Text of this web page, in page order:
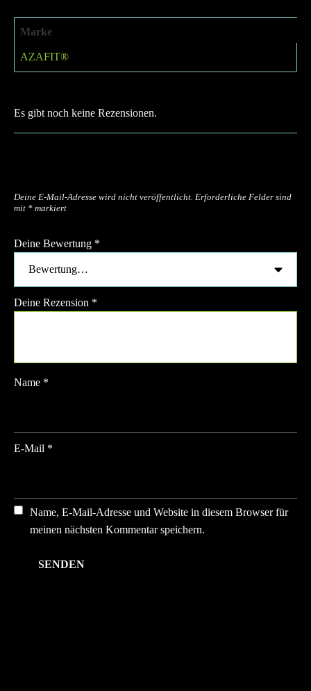
Marke
AZAFIT®
Es gibt noch keine Rezensionen.
Deine E-Mail-Adresse wird nicht veröffentlicht. Erforderliche Felder sind
mit * markiert
Deine Bewertung *
Deine Rezension *
Name *
E-Mail *
Name, E-Mail-Adresse und Website in diesem Browser für
meinen nächsten Kommentar speichern.